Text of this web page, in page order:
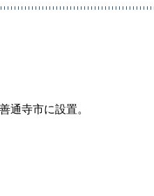
通寺市に設置。